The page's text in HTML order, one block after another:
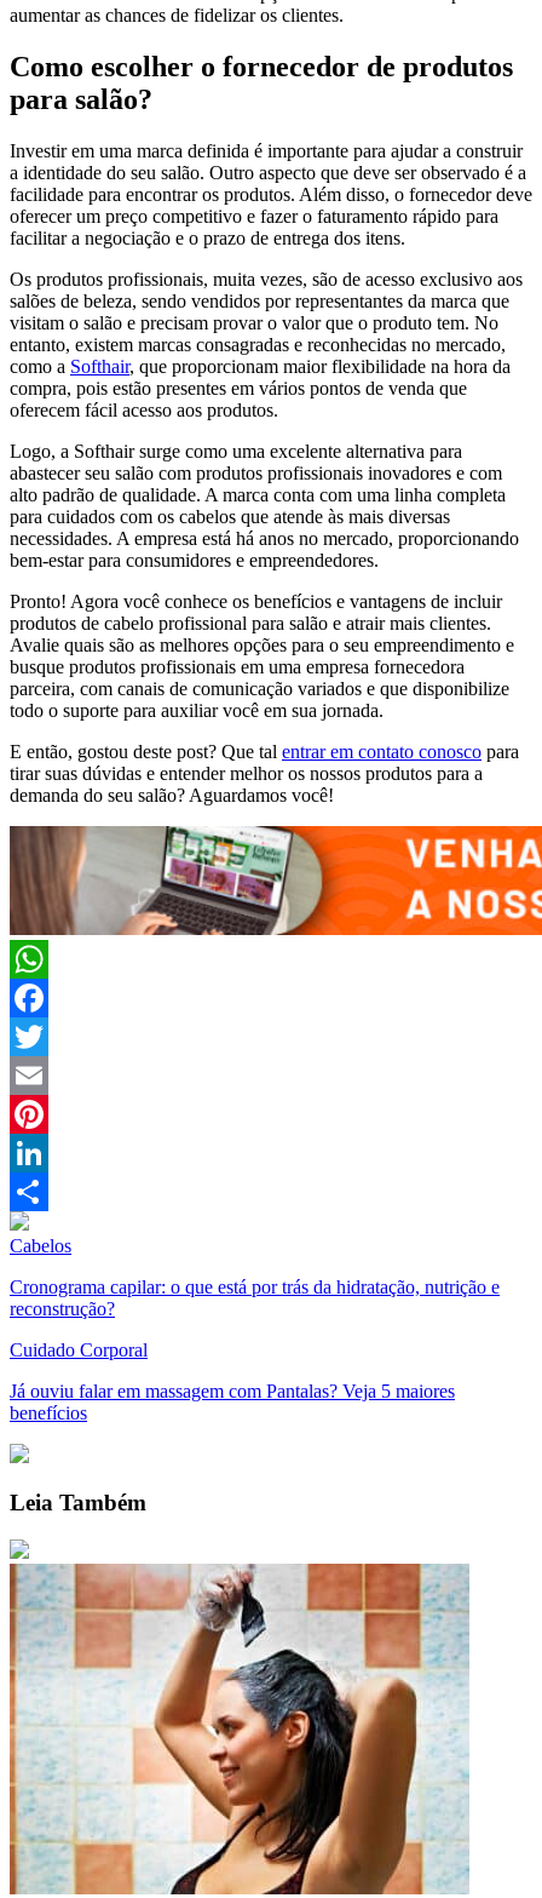
aumentar as chances de fidelizar os clientes.
Como escolher o fornecedor de produtos
para salão?
Investir em uma marca definida é importante para ajudar a construir
a identidade do seu salão. Outro aspecto que deve ser observado é a
facilidade para encontrar os produtos. Além disso, o fornecedor deve
oferecer um preço competitivo e fazer o faturamento rápido para
facilitar a negociação e o prazo de entrega dos itens.
Os produtos profissionais, muita vezes, são de acesso exclusivo aos
salões de beleza, sendo vendidos por representantes da marca que
visitam o salão e precisam provar o valor que o produto tem. No
entanto, existem marcas consagradas e reconhecidas no mercado,
como a Softhair, que proporcionam maior flexibilidade na hora da
compra, pois estão presentes em vários pontos de venda que
oferecem fácil acesso aos produtos.
Logo, a Softhair surge como uma excelente alternativa para
abastecer seu salão com produtos profissionais inovadores e com
alto padrão de qualidade. A marca conta com uma linha completa
para cuidados com os cabelos que atende às mais diversas
necessidades. A empresa está há anos no mercado, proporcionando
bem-estar para consumidores e empreendedores.
Pronto! Agora você conhece os benefícios e vantagens de incluir
produtos de cabelo profissional para salão e atrair mais clientes.
Avalie quais são as melhores opções para o seu empreendimento e
busque produtos profissionais em uma empresa fornecedora
parceira, com canais de comunicação variados e que disponibilize
todo o suporte para auxiliar você em sua jornada.
E então, gostou deste post? Que tal entrar em contato conosco para
tirar suas dúvidas e entender melhor os nossos produtos para a
demanda do seu salão? Aguardamos você!
WhatsApp
Facebook
Twitter
Email
Pinterest
LinkedIn
Compartilhar
Cabelos
Cronograma capilar: o que está por trás da hidratação, nutrição e
reconstrução?
Cuidado Corporal
Já ouviu falar em massagem com Pantalas? Veja 5 maiores
benefícios
Leia Também